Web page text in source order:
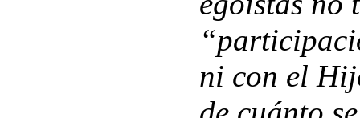
ni con el